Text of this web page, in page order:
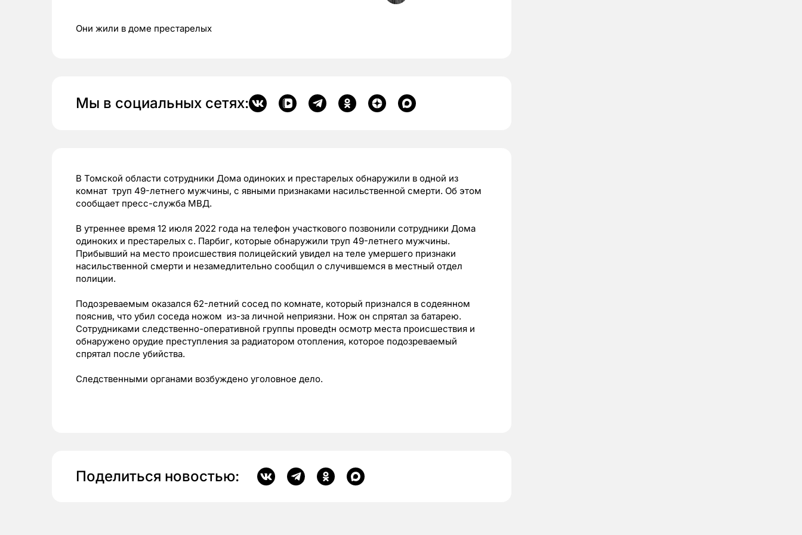
Они жили в доме престарелых
Мы в социальных сетях:
В Томской области сотрудники Дома одиноких и престарелых обнаружили в одной из
комнат труп 49-летнего мужчины, с явными признаками насильственной смерти. Об этом
сообщает пресс-служба МВД.
В утреннее время 12 июля 2022 года на телефон участкового позвонили сотрудники Дома
одиноких и престарелых с. Парбиг, которые обнаружили труп 49-летнего мужчины.
Прибывший на место происшествия полицейский увидел на теле умершего признаки
насильственной смерти и незамедлительно сообщил о случившемся в местный отдел
полиции.
Подозреваемым оказался 62-летний сосед по комнате, который признался в содеянном
пояснив, что убил соседа ножом из-за личной неприязни. Нож он спрятал за батарею.
Сотрудниками следственно-оперативной группы проведtн осмотр места происшествия и
обнаружено орудие преступления за радиатором отопления, которое подозреваемый
спрятал после убийства.
Следственными органами возбуждено уголовное дело.
Поделиться новостью: